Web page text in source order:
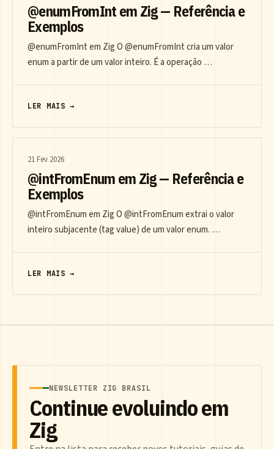
@enumFromInt em Zig — Referência e
Exemplos
@enumFromInt em Zig O @enumFromInt cria um valor
enum a partir de um valor inteiro. É a operação …
LER MAIS →
21 Fev 2026
@intFromEnum em Zig — Referência e
Exemplos
@intFromEnum em Zig O @intFromEnum extrai o valor
inteiro subjacente (tag value) de um valor enum. …
LER MAIS →
NEWSLETTER ZIG BRASIL
Continue evoluindo em
Zig